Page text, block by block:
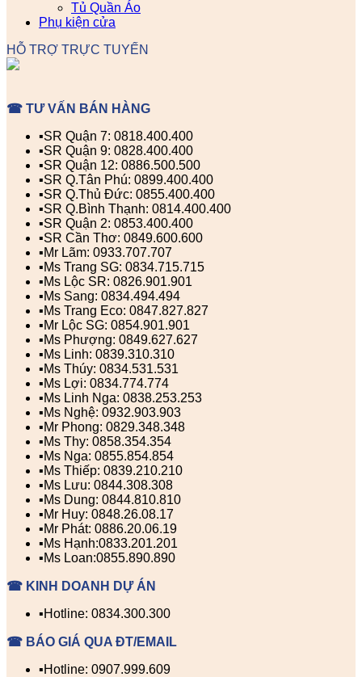
Tủ Quần Áo
Phụ kiện cửa
HỖ TRỢ TRỰC TUYẾN
☎ TƯ VẤN BÁN HÀNG
▪️SR Quận 7: 0818.400.400
▪️SR Quận 9: 0828.400.400
▪️SR Quận 12: 0886.500.500
▪️SR Q.Tân Phú: 0899.400.400
▪️SR Q.Thủ Đức: 0855.400.400
▪️SR Q.Bình Thạnh: 0814.400.400
▪️SR Quận 2: 0853.400.400
▪️SR Cần Thơ: 0849.600.600
▪️Mr Lãm: 0933.707.707
▪️Ms Trang SG: 0834.715.715
▪️Ms Lộc SR: 0826.901.901
▪️Ms Sang: 0834.494.494
▪️Ms Trang Eco: 0847.827.827
▪️Mr Lộc SG: 0854.901.901
▪️Ms Phượng: 0849.627.627
▪️Ms Linh: 0839.310.310
▪️Ms Thúy: 0834.531.531
▪️Ms Lợi: 0834.774.774
▪️Ms Linh Nga: 0838.253.253
▪️Ms Nghệ: 0932.903.903
▪️Mr Phong: 0829.348.348
▪️Ms Thy: 0858.354.354
▪️Ms Nga: 0855.854.854
▪️Ms Thiếp: 0839.210.210
▪️Ms Lưu: 0844.308.308
▪️Ms Dung: 0844.810.810
▪️Mr Huy: 0848.26.08.17
▪️Mr Phát: 0886.20.06.19
▪️Ms Hạnh:0833.201.201
▪️Ms Loan:0855.890.890
☎ KINH DOANH DỰ ÁN
▪️Hotline: 0834.300.300
☎ BÁO GIÁ QUA ĐT/EMAIL
▪️Hotline: 0907.999.609